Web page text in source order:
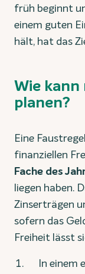
früh beginnt
einem guten
hält, hat das
Wie
planen?
Eine
finanziellen
Fache des
liegen haben.
Zinserträgen
sofern das
Freiheit lässt
In einem